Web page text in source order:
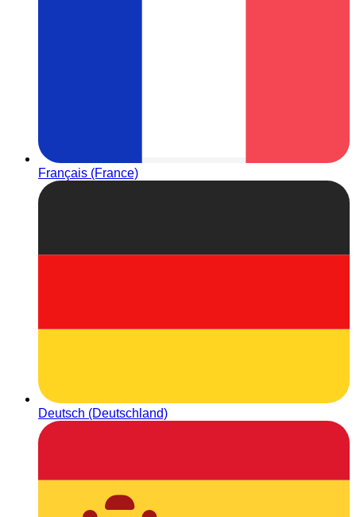
Français (France)
Deutsch (Deutschland)